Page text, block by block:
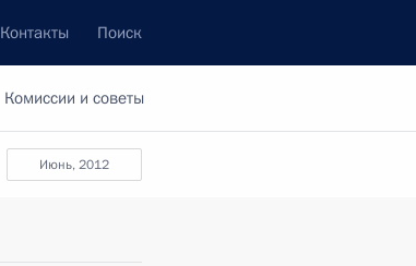
Контакты Поиск
Комиссии и советы
июнь, 2012